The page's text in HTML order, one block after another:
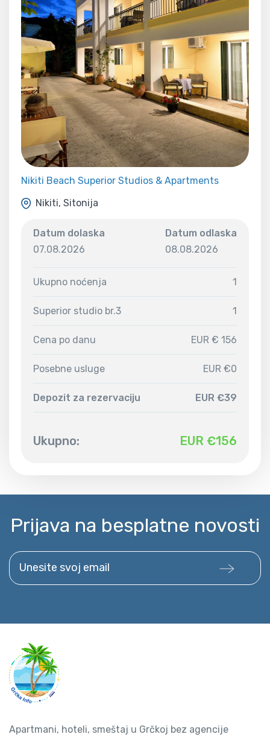
Nikiti Beach Superior Studios & Apartments
Nikiti, Sitonija
Datum dolaska
07.08.2026
Datum odlaska
08.08.2026
Ukupno noćenja 1
Superior studio br.3 1
Cena po danu EUR € 156
Posebne usluge EUR €0
Depozit za rezervaciju EUR €39
Ukupno: EUR €156
Prijava na besplatne novosti
Unesite svoj email
Apartmani, hoteli, smeštaj u Grčkoj bez agencije